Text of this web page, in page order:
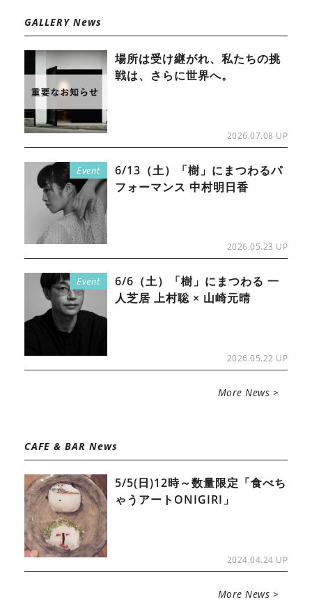
GALLERY News
場所は受け継がれ、私たちの挑
戦は、さらに世界へ。
2026.07.08 UP
Event
6/13（土）「樹」にまつわるパ
フォーマンス 中村明日香
2026.05.23 UP
Event
6/6（土）「樹」にまつわる 一
人芝居 上村聡 × 山崎元晴
2026.05.22 UP
More News >
CAFE & BAR News
5/5(日)12時～数量限定「食べち
ゃうアートONIGIRI」
2024.04.24 UP
More News >